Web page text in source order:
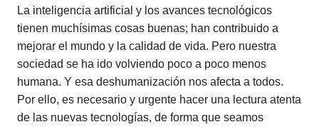
La inteligencia artificial y los avances tecnológicos
tienen muchísimas cosas buenas; han contribuido a
mejorar el mundo y la calidad de vida. Pero nuestra
sociedad se ha ido volviendo poco a poco menos
humana. Y esa deshumanización nos afecta a todos.
Por ello, es necesario y urgente hacer una lectura atenta
de las nuevas tecnologías, de forma que seamos